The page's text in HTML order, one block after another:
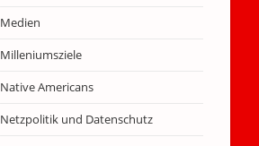
Medien
Milleniumsziele
Native Americans
Netzpolitik und Datenschutz